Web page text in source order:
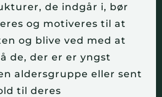
de indgår i, bør
og motiveres til at
og blive ved med at
de, der er er yngst
aldersgruppe eller sent
til deres